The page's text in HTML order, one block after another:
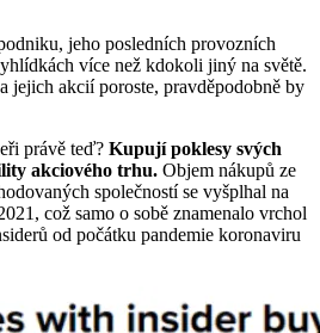
jeho posledních provozních
více než kdokoli jiný na světě.
jejich akcií poroste, pravděpodobně by
právě teď? Kupují poklesy svých
akciového trhu. Objem nákupů ze
společností se vyšplhal na
což samo o sobě znamenalo vrchol
od počátku pandemie koronaviru